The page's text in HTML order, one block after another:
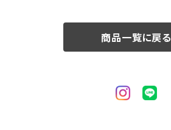
商品一覧に戻る